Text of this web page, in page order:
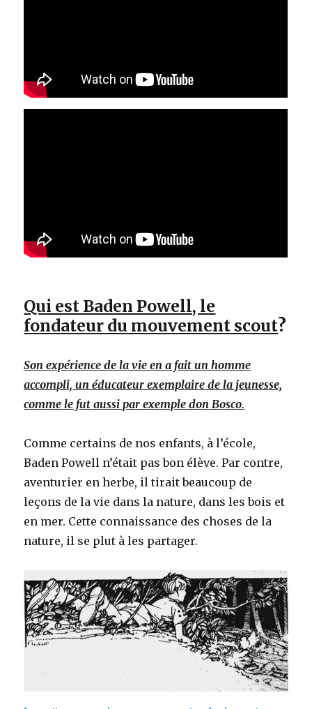
Qui est Baden Powell, le
fondateur du mouvement scout?
Son expérience de la vie en a fait un homme
accompli, un éducateur exemplaire de la jeunesse,
comme le fut aussi par exemple don Bosco.
Comme certains de nos enfants, à l’école,
Baden Powell n’était pas bon élève. Par contre,
aventurier en herbe, il tirait beaucoup de
leçons de la vie dans la nature, dans les bois et
en mer. Cette connaissance des choses de la
nature, il se plut à les partager.